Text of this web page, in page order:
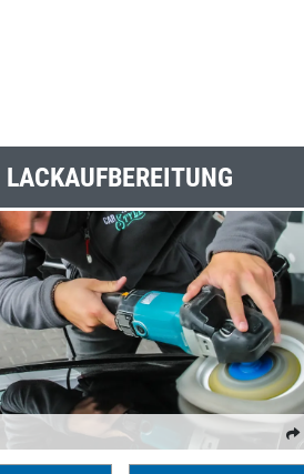
LACKAUFBEREITUNG